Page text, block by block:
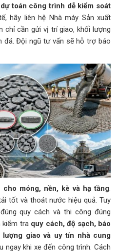
toán công trình dễ kiểm soát
hãy liên hệ Nhà máy Sản xuất
chỉ cần gửi vị trí giao, khối lượng
đá. Đội ngũ tư vấn sẽ hỗ trợ báo
móng, nền, kè và hạ tầng.
tốt và thoát nước hiệu quả. Tuy
quy cách và thi công đúng
kiểm tra quy cách, độ sạch, báo
lượng giao và uy tín nhà cung
ngay khi xe đến công trình. Cách